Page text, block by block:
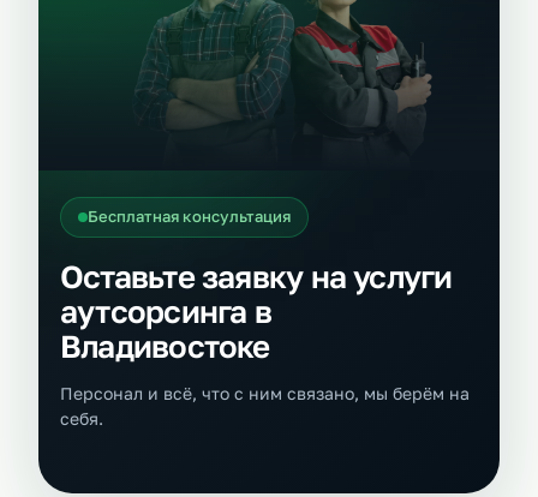
Бесплатная консультация
Оставьте заявку на услуги
аутсорсинга в
Владивостоке
Персонал и всё, что с ним связано, мы берём на
себя.